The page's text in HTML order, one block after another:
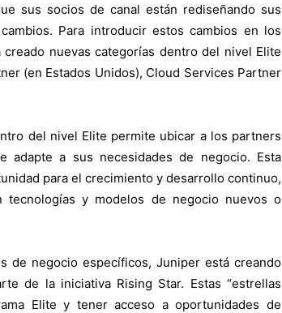
sus socios de canal están rediseñando sus
Para introducir estos cambios en los
nuevas categorías dentro del nivel Elite
(en Estados Unidos), Cloud Services Partner
del nivel Elite permite ubicar a los partners
a sus necesidades de negocio. Esta
para el crecimiento y desarrollo continuo,
tecnologías y modelos de negocio nuevos o
de negocio específicos, Juniper está creando
de la iniciativa Rising Star. Estas “estrellas
Elite y tener acceso a oportunidades de